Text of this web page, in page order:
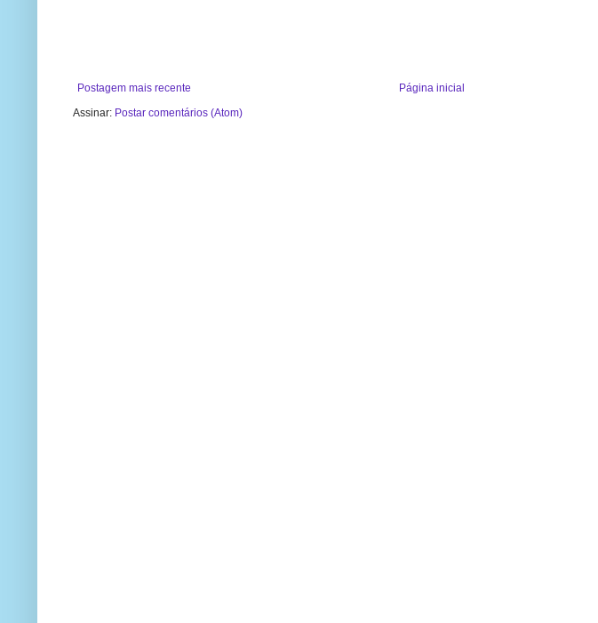
Postagem mais recente
Página inicial
Assinar: Postar comentários (Atom)